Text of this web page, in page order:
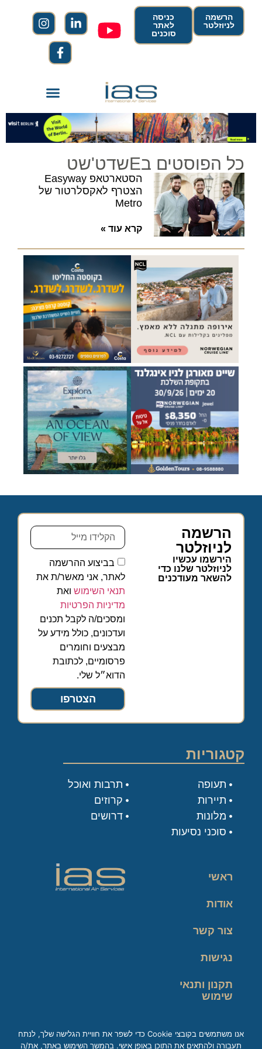
הרשמה
לניוזלטר
כניסה
לאתר
סוכנים
כל הפוסטים בEשדט'שט
הסטארטאפ Easyway
הצטרף לאקסלרטור של
Metro
קרא עוד »
הרשמה
לניוזלטר
הירשמו עכשיו
לניוזלטר שלנו כדי
להשאר מעודכנים
בביצוע ההרשמה
לאתר, אני מאשר/ת את
תנאי השימוש ואת
מדיניות הפרטיות
ומסכים/ה לקבל תכנים
ועדכונים, כולל מידע על
מבצעים וחומרים
פרסומיים, לכתובת
הדוא״ל שלי.
הצטרפו
קטגוריות
תעופה
תיירות
מלונות
סוכני נסיעות
תרבות ואוכל
קרוזים
דרושים
ראשי
אודות
צור קשר
נגישות
תקנון ותנאי
שימוש
אנו משתמשים בקובצי Cookie כדי לשפר את חוויית הגלישה שלך, לנתח
תעבורה ולהתאים את התוכן באופן אישי. בהמשך השימוש באתר, את/ה